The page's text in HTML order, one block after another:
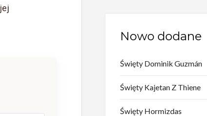
Nowo dodane
Święty Dominik Guzmán
Święty Kajetan Z Thiene
Święty Hormizdas